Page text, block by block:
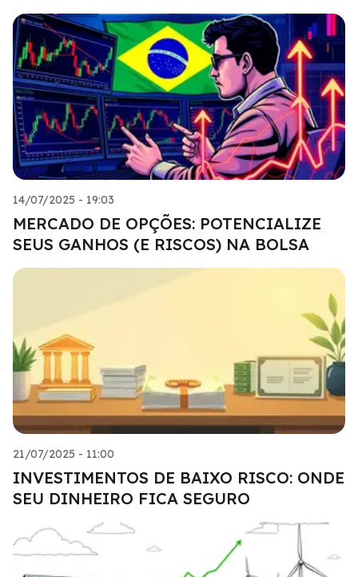
14/07/2025 - 19:03
MERCADO DE OPÇÕES: POTENCIALIZE
SEUS GANHOS (E RISCOS) NA BOLSA
21/07/2025 - 11:00
INVESTIMENTOS DE BAIXO RISCO: ONDE
SEU DINHEIRO FICA SEGURO